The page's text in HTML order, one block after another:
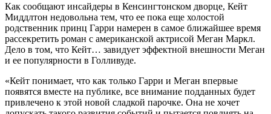
Как сообщают инсайдеры в Кенсингтонском дворце, Кейт
Миддлтон недовольна тем, что ее пока еще холостой
родственник принц Гарри намерен в самое ближайшее время
рассекретить роман с американской актрисой Меган Маркл.
Дело в том, что Кейт… завидует эффектной внешности Меган
и ее популярности в Голливуде.
«Кейт понимает, что как только Гарри и Меган впервые
появятся вместе на публике, все внимание подданных будет
привлечено к этой новой сладкой парочке. Она не хочет